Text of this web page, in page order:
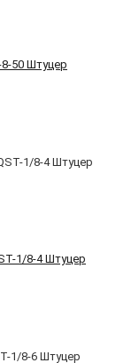
50 Штуцер
1/8-4 Штуцер